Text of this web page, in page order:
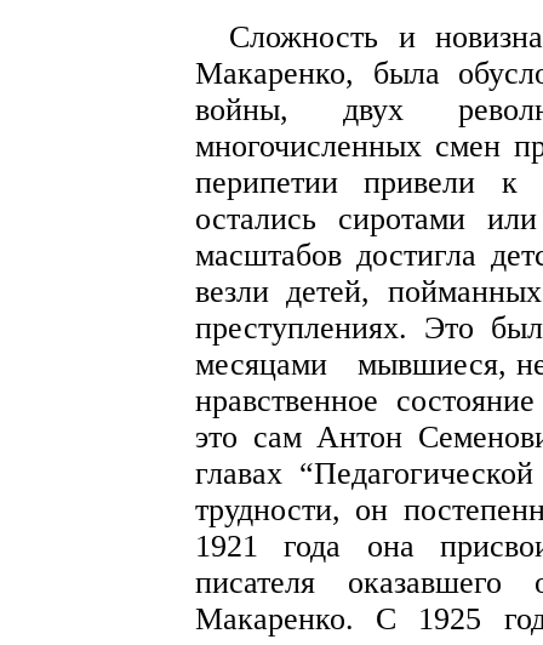
Сложность и
Макаренко, была
войны, двух
многочисленных смен
перипетии привели
остались сиротами
масштабов достигла
везли детей,
преступлениях. Это
месяцами
мывшиеся,
нравственное
это сам Антон
главах
трудности, он
1921 года она
писателя
Макаренко. С 1925